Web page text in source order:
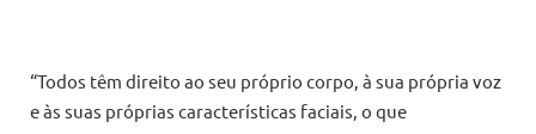
“Todos têm direito ao seu próprio corpo, à sua própria voz
e às suas próprias características faciais, o que